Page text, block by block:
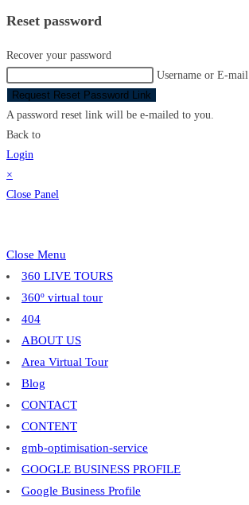
Reset password
Recover your password
Username or E-mail
Request Reset Password Link
A password reset link will be e-mailed to you.
Back to
Login
×
Close Panel
Close Menu
360 LIVE TOURS
360º virtual tour
404
ABOUT US
Area Virtual Tour
Blog
CONTACT
CONTENT
gmb-optimisation-service
GOOGLE BUSINESS PROFILE
Google Business Profile